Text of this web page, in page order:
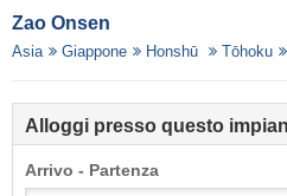
Zao Onsen
Asia Giappone Honshū Tōhoku
Alloggi presso questo
Arrivo - Partenza